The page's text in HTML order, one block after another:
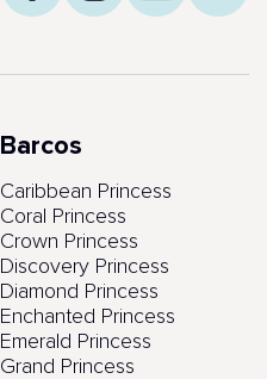
Barcos
Caribbean Princess
Coral Princess
Crown Princess
Discovery Princess
Diamond Princess
Enchanted Princess
Emerald Princess
Grand Princess